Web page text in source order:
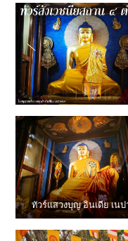
ทัวร์แสวงบุญ อินเดีย เนป